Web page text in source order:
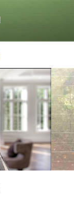
Deutsch
español
francia
héber
magyar
olasz
japán
Nederlands
norvég